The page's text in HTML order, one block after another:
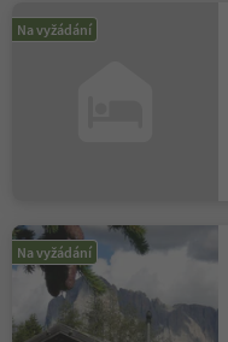
Na vyžádání
Na vyžádání